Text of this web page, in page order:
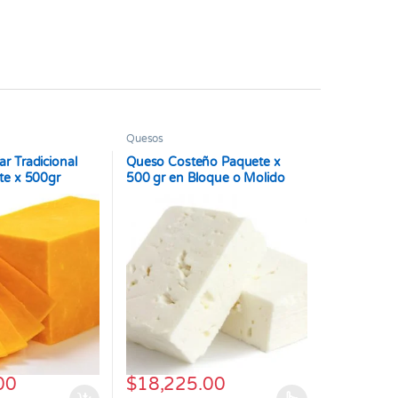
Tradicional
x 500gr
Quesos
Queso Costeño Paquete x
500 gr en Bloque o Molido
$18,225.00